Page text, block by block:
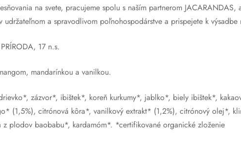
na svete, pracujeme spolu s naším partnerom
a spravodlivom poľnohospodárstve a prispejete k výsadbe
17 n.s.
mandarínkou a vanilkou.
zázvor*, ibištek*, koreň kurkumy*, jablko*, biely ibištek*,
(1,5%), citrónová kôra*, vanilkový extrakt* (1,2%), citrónový olej*,
z plodov baobabu*, kardamóm*. *certifikované organické zloženie